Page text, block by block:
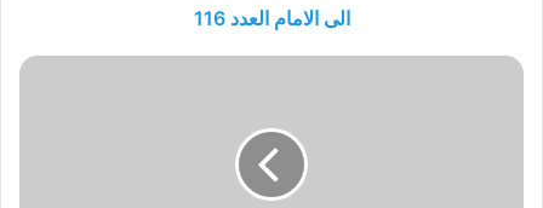
الى الامام العدد 116
"قانون